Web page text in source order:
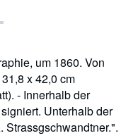
um 1860. Von
x 42,0 cm
- Innerhalb der
Unterhalb der
Strassgschwandtner.".